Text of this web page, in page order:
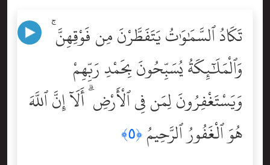
تَكَادُ ٱلسَّمَٰوَٰتُ يَتَفَطَّرْنَ مِن فَوْقِهِنَّ ۚ
وَٱلْمَلَٰٓئِكَةُ يُسَبِّحُونَ بِحَمْدِ رَبِّهِمْ
وَيَسْتَغْفِرُونَ لِمَن فِى ٱلْأَرْضِ ۗ أَلَآ إِنَّ ٱللَّهَ
هُوَ ٱلْغَفُورُ ٱلرَّحِيمُ ﴿٥﴾